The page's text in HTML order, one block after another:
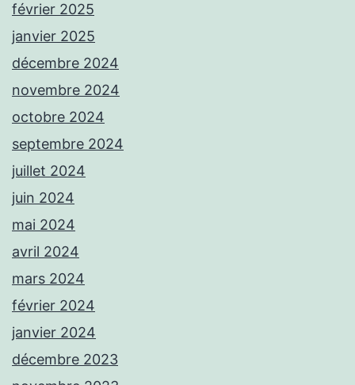
février 2025
janvier 2025
décembre 2024
novembre 2024
octobre 2024
septembre 2024
juillet 2024
juin 2024
mai 2024
avril 2024
mars 2024
février 2024
janvier 2024
décembre 2023